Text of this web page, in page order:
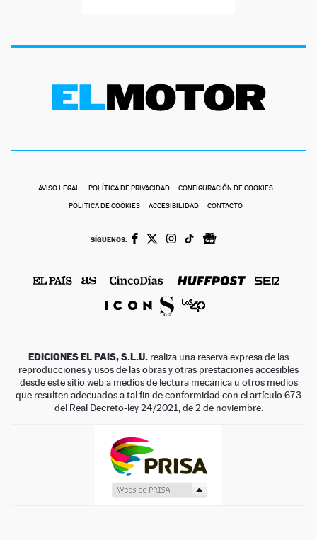
AVISO LEGAL POLÍTICA DE PRIVACIDAD CONFIGURACIÓN DE COOKIES
POLÍTICA DE COOKIES ACCESIBILIDAD CONTACTO
SÍGUENOS:
EDICIONES EL PAIS, S.L.U. realiza una reserva expresa de las
reproducciones y usos de las obras y otras prestaciones accesibles
desde este sitio web a medios de lectura mecánica u otros medios
que resulten adecuados a tal fin de conformidad con el artículo 67.3
del Real Decreto-ley 24/2021, de 2 de noviembre.